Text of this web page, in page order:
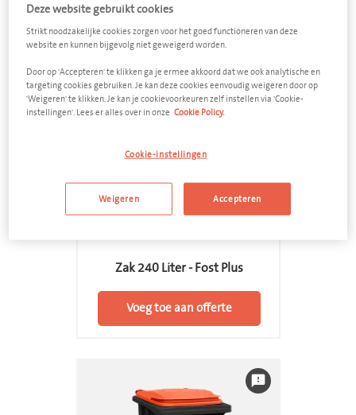
feedback
Zak 240 Liter - Fost Plus
Voeg toe aan offerte
feedback
Deze website gebruikt cookies
Strikt noodzakelijke cookies zorgen voor het goed functioneren van deze
website en kunnen bijgevolg niet geweigerd worden.
Door op 'Accepteren' te klikken ga je ermee akkoord dat we ook analytische en
targeting cookies gebruiken. Je kan deze cookies eenvoudig weigeren door op
'Weigeren' te klikken. Je kan je cookievoorkeuren zelf instellen via 'Cookie-
instellingen'. Lees er alles over in onze Cookie Policy.
Cookie-instellingen
Weigeren Accepteren